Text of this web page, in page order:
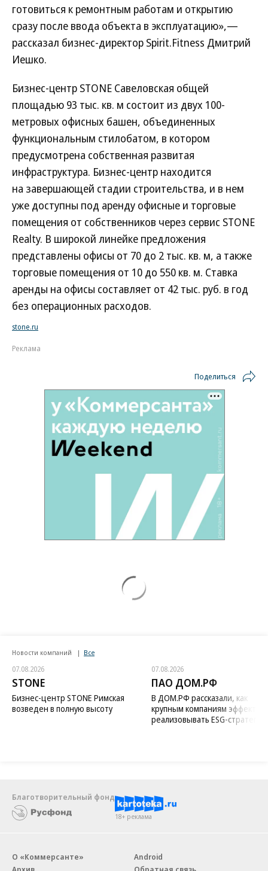
готовиться к ремонтным работам и открытию
сразу после ввода объекта в эксплуатацию»,—
рассказал бизнес-директор Spirit.Fitness Дмитрий
Иешко.
Бизнес-центр STONE Савеловская общей
площадью 93 тыс. кв. м состоит из двух 100-
метровых офисных башен, объединенных
функциональным стилобатом, в котором
предусмотрена собственная развитая
инфраструктура. Бизнес-центр находится
на завершающей стадии строительства, и в нем
уже доступны под аренду офисные и торговые
помещения от собственников через сервис STONE
Realty. В широкой линейке предложения
представлены офисы от 70 до 2 тыс. кв. м, а также
торговые помещения от 10 до 550 кв. м. Ставка
аренды на офисы составляет от 42 тыс. руб. в год
без операционных расходов.
stone.ru
Реклама
Поделиться
Новости компаний Все
07.08.2026
STONE
Бизнес-центр STONE Римская
возведен в полную высоту
07.08.2026
ПАО ДОМ.РФ
В ДОМ.РФ рассказали, как
крупным компаниям
реализовывать ESG-стратегию
Благотворительный фонд
18+ реклама
О «Коммерсанте»
Android